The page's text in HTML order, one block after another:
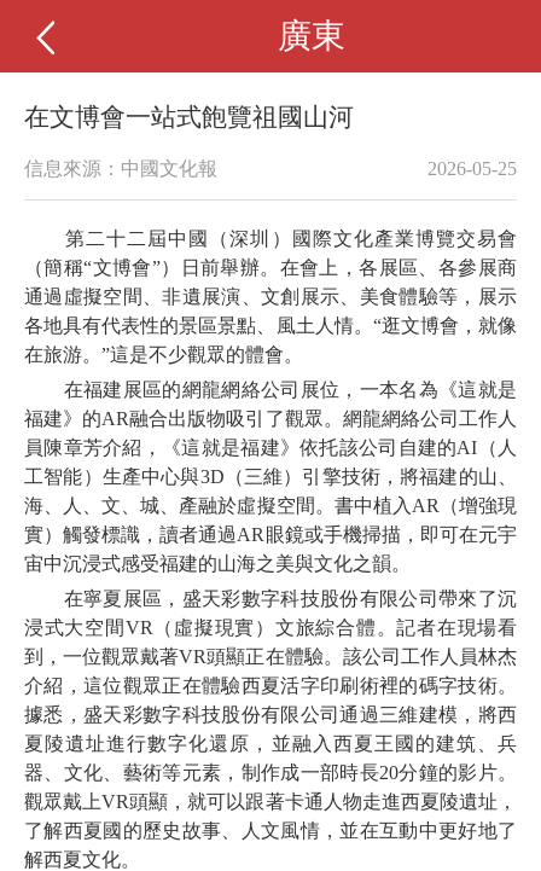
廣東
在文博會一站式飽覽祖國山河
信息來源：中國文化報 2026-05-25
第二十二屆中國（深圳）國際文化產業博覽交易會
（簡稱“文博會”）日前舉辦。在會上，各展區、各參展商
通過虛擬空間、非遺展演、文創展示、美食體驗等，展示
各地具有代表性的景區景點、風土人情。“逛文博會，就像
在旅游。”這是不少觀眾的體會。
在福建展區的網龍網絡公司展位，一本名為《這就是
福建》的AR融合出版物吸引了觀眾。網龍網絡公司工作人
員陳章芳介紹，《這就是福建》依托該公司自建的AI（人
工智能）生產中心與3D（三維）引擎技術，將福建的山、
海、人、文、城、產融於虛擬空間。書中植入AR（增強現
實）觸發標識，讀者通過AR眼鏡或手機掃描，即可在元宇
宙中沉浸式感受福建的山海之美與文化之韻。
在寧夏展區，盛天彩數字科技股份有限公司帶來了沉
浸式大空間VR（虛擬現實）文旅綜合體。記者在現場看
到，一位觀眾戴著VR頭顯正在體驗。該公司工作人員林杰
介紹，這位觀眾正在體驗西夏活字印刷術裡的碼字技術。
據悉，盛天彩數字科技股份有限公司通過三維建模，將西
夏陵遺址進行數字化還原，並融入西夏王國的建筑、兵
器、文化、藝術等元素，制作成一部時長20分鐘的影片。
觀眾戴上VR頭顯，就可以跟著卡通人物走進西夏陵遺址，
了解西夏國的歷史故事、人文風情，並在互動中更好地了
解西夏文化。